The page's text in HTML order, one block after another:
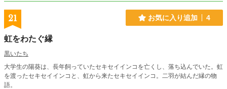
21 お気に入り追加 4
虹をわたぐ縁
黒いたち
大学生の陽葵は、長年飼っていたセキセイインコを亡くし、落ち込んでいた。虹
を渡ったセキセイインコと、虹から来たセキセイインコ。二羽が結んだ縁の物
語。